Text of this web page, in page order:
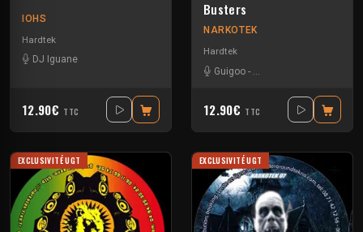
IOHS
Hardtek
DJ Iguane
12.90€ TTC
Busters
NARKOTEK
Hardtek
Guigoo -
12.90€ TTC
EXCLUSIVITÉ UGT EXCLUSIVITÉ UGT